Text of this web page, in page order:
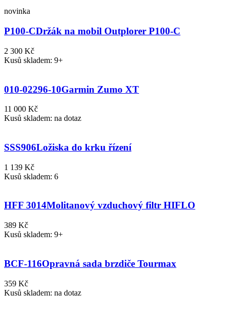
novinka
P100-CDržák na mobil Outplorer P100-C
2 300 Kč
Kusů skladem: 9+
010-02296-10Garmin Zumo XT
11 000 Kč
Kusů skladem: na dotaz
SSS906Ložiska do krku řízení
1 139 Kč
Kusů skladem: 6
HFF 3014Molitanový vzduchový filtr HIFLO
389 Kč
Kusů skladem: 9+
BCF-116Opravná sada brzdiče Tourmax
359 Kč
Kusů skladem: na dotaz